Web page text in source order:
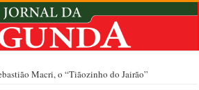
Macri, o “Tiãozinho do Jairão”